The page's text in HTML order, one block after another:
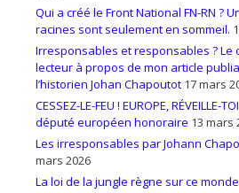
Qui a créé le Front National FN-RN ?
racines sont seulement en sommeil.
Irresponsables et responsables ? Le
lecteur à propos de mon article
l’historien Johan Chapoutot 17 mars
CESSEZ-LE-FEU ! EUROPE, RÉVEILLE-
député européen honoraire 13 mars
Les irresponsables par Johann
mars 2026
La loi de la jungle règne sur ce